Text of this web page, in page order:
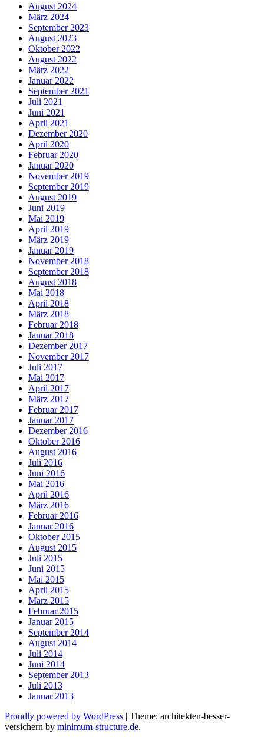
August 2024
März 2024
September 2023
August 2023
Oktober 2022
August 2022
März 2022
Januar 2022
September 2021
Juli 2021
Juni 2021
April 2021
Dezember 2020
April 2020
Februar 2020
Januar 2020
November 2019
September 2019
August 2019
Juni 2019
Mai 2019
April 2019
März 2019
Januar 2019
November 2018
September 2018
August 2018
Mai 2018
April 2018
März 2018
Februar 2018
Januar 2018
Dezember 2017
November 2017
Juli 2017
Mai 2017
April 2017
März 2017
Februar 2017
Januar 2017
Dezember 2016
Oktober 2016
August 2016
Juli 2016
Juni 2016
Mai 2016
April 2016
März 2016
Februar 2016
Januar 2016
Oktober 2015
August 2015
Juli 2015
Juni 2015
Mai 2015
April 2015
März 2015
Februar 2015
Januar 2015
September 2014
August 2014
Juli 2014
Juni 2014
September 2013
Juli 2013
Januar 2013
Proudly powered by WordPress | Theme: architekten-besser-
versichern by minimum-structure.de.